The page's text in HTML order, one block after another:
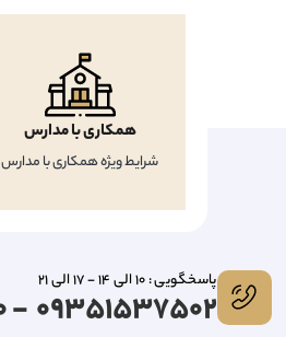
همکاری با مدارس
شرایط ویژه همکاری با مدارس
پاسخگویی : 10 الی 14 - 17 الی 21
09351537502 - 02532403030